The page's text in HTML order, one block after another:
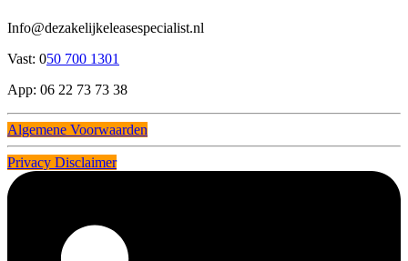
Info@dezakelijkeleasespecialist.nl
Vast: 050 700 1301
App: 06 22 73 73 38
Algemene Voorwaarden
Privacy Disclaimer